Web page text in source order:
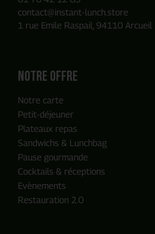
contact@instant-lunch.store
1 rue Emile Raspail, 94110 Arcueil
Notre offre
Notre carte
Petit-déjeuner
Plateaux repas
Sandwichs & Lunchbag
Pause gourmande
Cocktails & réceptions
Evènements
Restauration 2.0